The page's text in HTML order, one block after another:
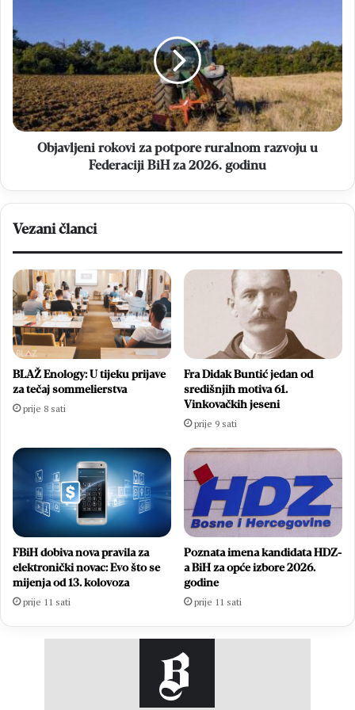
za
potpore
ruralnom
razvoju
u
Federaciji
BiH
Objavljeni rokovi za potpore ruralnom razvoju u
Federaciji BiH za 2026. godinu
Vezani članci
BLAŽ Enology: U tijeku prijave
za tečaj sommelierstva
prije 8 sati
Fra Didak Buntić jedan od
središnjih motiva 61.
Vinkovačkih jeseni
prije 9 sati
FBiH dobiva nova pravila za
elektronički novac: Evo što se
mijenja od 13. kolovoza
prije 11 sati
Poznata imena kandidata HDZ-
a BiH za opće izbore 2026.
godine
prije 11 sati